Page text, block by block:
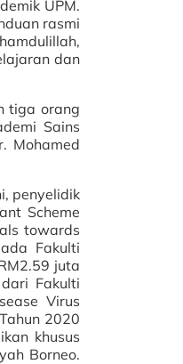
UPM.
rasmi
dan
tiga orang
Sains
Mohamed
penyelidik
Scheme
towards
Fakulti
juta
Fakulti
Virus
2020
khusus
Borneo.